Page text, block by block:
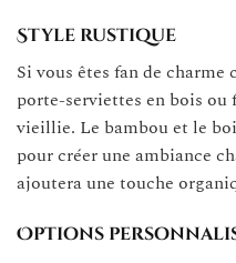
Style rustique
Si vous êtes fan de
porte-serviettes en bois
vieillie. Le bambou et le
pour créer une ambiance
ajoutera une touche
Options